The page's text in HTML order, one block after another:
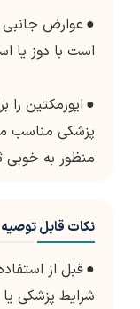
●عوارض جانبی
است با دوز یا
●
پزشکی مناسب
منظور به
نکات قابل توصیه
●قبل از
شرایط پزشکی